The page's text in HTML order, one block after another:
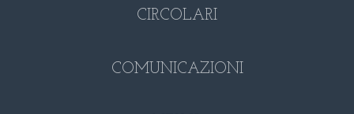
CIRCOLARI
COMUNICAZIONI